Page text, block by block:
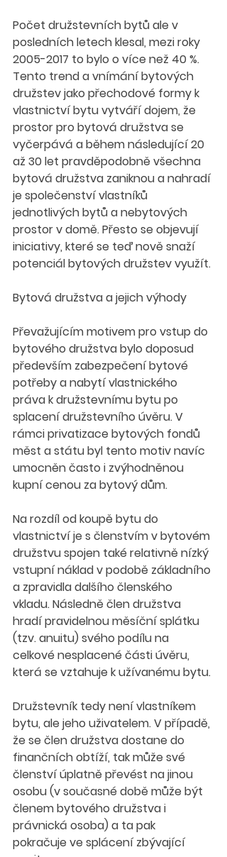
Počet družstevních bytů ale v
posledních letech klesal, mezi roky
2005-2017 to bylo o více než 40 %.
Tento trend a vnímání bytových
družstev jako přechodové formy k
vlastnictví bytu vytváří dojem, že
prostor pro bytová družstva se
vyčerpává a během následující 20
až 30 let pravděpodobně všechna
bytová družstva zaniknou a nahradí
je společenství vlastníků
jednotlivých bytů a nebytových
prostor v domě. Přesto se objevují
iniciativy, které se teď nově snaží
potenciál bytových družstev využít.
Bytová družstva a jejich výhody
Převažujícím motivem pro vstup do
bytového družstva bylo doposud
především zabezpečení bytové
potřeby a nabytí vlastnického
práva k družstevnímu bytu po
splacení družstevního úvěru. V
rámci privatizace bytových fondů
měst a státu byl tento motiv navíc
umocněn často i zvýhodněnou
kupní cenou za bytový dům.
Na rozdíl od koupě bytu do
vlastnictví je s členstvím v bytovém
družstvu spojen také relativně nízký
vstupní náklad v podobě základního
a zpravidla dalšího členského
vkladu. Následně člen družstva
hradí pravidelnou měsíční splátku
(tzv. anuitu) svého podílu na
celkové nesplacené části úvěru,
která se vztahuje k užívanému bytu.
Družstevník tedy není vlastníkem
bytu, ale jeho uživatelem. V případě,
že se člen družstva dostane do
finančních obtíží, tak může své
členství úplatně převést na jinou
osobu (v současné době může být
členem bytového družstva i
právnická osoba) a ta pak
pokračuje ve splácení zbývající